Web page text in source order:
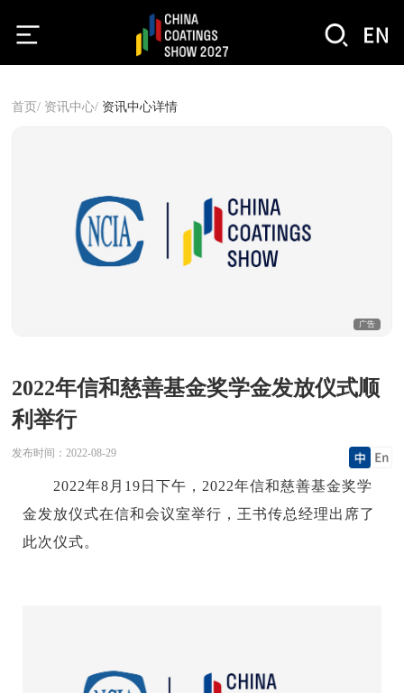
首页/ 资讯中心/ 资讯中心详情
广告
2022年信和慈善基金奖学金发放仪式顺
利举行
发布时间：2022-08-29
2022年8月19日下午，2022年信和慈善基金奖学
金发放仪式在信和会议室举行，王书传总经理出席了
此次仪式。